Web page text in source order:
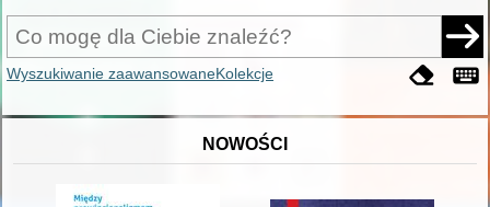
Wyszukiwanie zaawansowaneKolekcje
NOWOŚCI